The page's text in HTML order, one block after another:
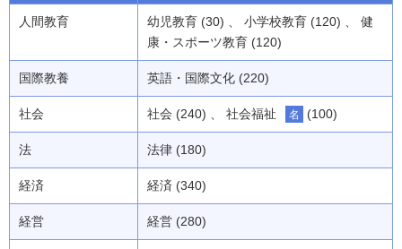
人間教育
幼児教育 (30) 、 小学校教育 (120) 、 健
康・スポーツ教育 (120)
国際教養 英語・国際文化 (220)
社会 社会 (240) 、 社会福祉 名 (100)
法 法律 (180)
経済 経済 (340)
経営 経営 (280)